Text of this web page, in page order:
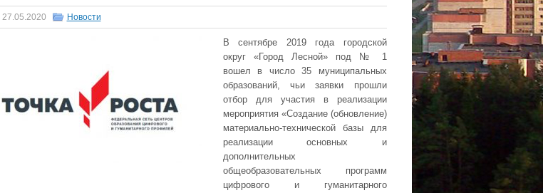
27.05.2020 Новости
В сентябре 2019 года городской
округ «Город Лесной» под № 1
вошел в число 35 муниципальных
образований, чьи заявки прошли
отбор для участия в реализации
мероприятия «Создание (обновление)
материально-технической базы для
реализации основных и
дополнительных
общеобразовательных программ
цифрового и гуманитарного